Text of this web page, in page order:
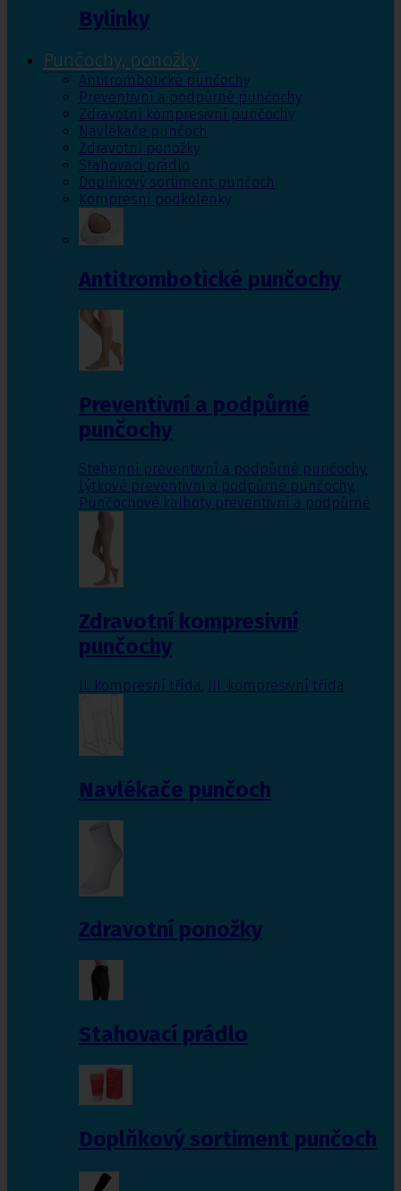
Bylinky
Punčochy, ponožky
Antitrombotické punčochy
Preventivní a podpůrné punčochy
Zdravotní kompresivní punčochy
Navlékače punčoch
Zdravotní ponožky
Stahovací prádlo
Doplňkový sortiment punčoch
Kompresní podkolenky
Antitrombotické punčochy
Preventivní a podpůrné
punčochy
Stehenní preventivní a podpůrné punčochy,
Lýtkové preventivní a podpůrné punčochy,
Punčochové kalhoty preventivní a podpůrné
Zdravotní kompresivní
punčochy
II. kompresní třída III. kompresivní třída
Navlékače punčoch
Zdravotní ponožky
Stahovací prádlo
Doplňkový sortiment punčoch